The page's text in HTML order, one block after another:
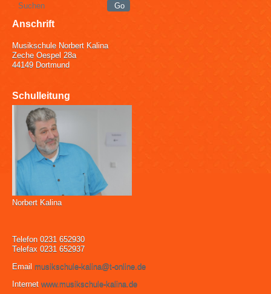
Anschrift
Musikschule Norbert Kalina
Zeche Oespel 28a
44149 Dortmund
Schulleitung
Norbert Kalina
Telefon 0231 652930
Telefax 0231 652937
Email musikschule-kalina@t-online.de
Internet www.musikschule-kalina.de